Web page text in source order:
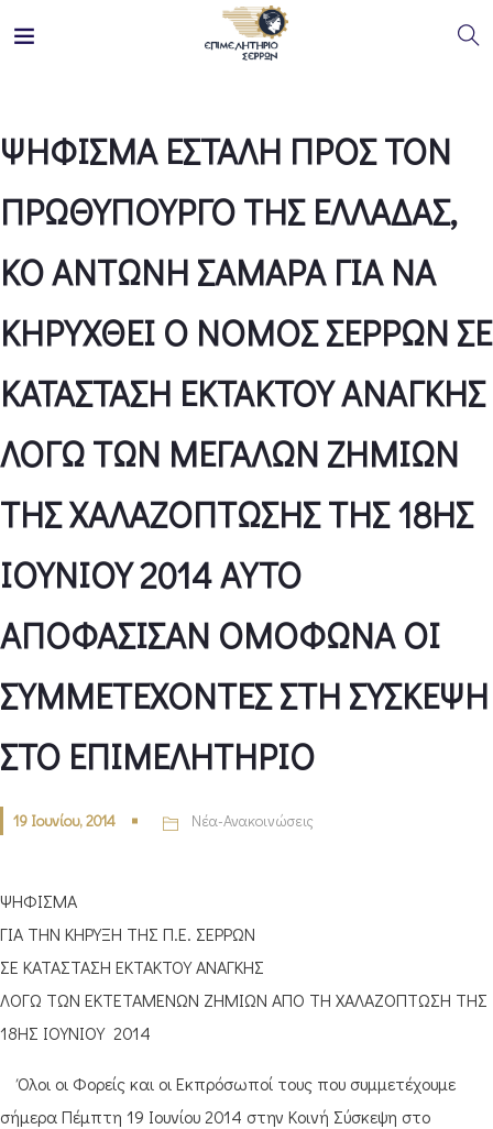
ΨΗΦΙΣΜΑ ΕΣΤΑΛΗ ΠΡΟΣ ΤΟΝ
ΠΡΩΘΥΠΟΥΡΓΟ ΤΗΣ ΕΛΛΑΔΑΣ,
ΚΟ ΑΝΤΩΝΗ ΣΑΜΑΡΑ ΓΙΑ ΝΑ
ΚΗΡΥΧΘΕΙ Ο ΝΟΜΟΣ ΣΕΡΡΩΝ ΣΕ
ΚΑΤΑΣΤΑΣΗ ΕΚΤΑΚΤΟΥ ΑΝΑΓΚΗΣ
ΛΟΓΩ ΤΩΝ ΜΕΓΑΛΩΝ ΖΗΜΙΩΝ
ΤΗΣ ΧΑΛΑΖΟΠΤΩΣΗΣ ΤΗΣ 18ΗΣ
ΙΟΥΝΙΟΥ 2014 ΑΥΤΟ
ΑΠΟΦΑΣΙΣΑΝ ΟΜΟΦΩΝΑ ΟΙ
ΣΥΜΜΕΤΕΧΟΝΤΕΣ ΣΤΗ ΣΥΣΚΕΨΗ
ΣΤΟ ΕΠΙΜΕΛΗΤΗΡΙΟ
19 Ιουνίου, 2014 Νέα-Ανακοινώσεις
ΨΗΦΙΣΜΑ
ΓΙΑ ΤΗΝ ΚΗΡΥΞΗ ΤΗΣ Π.Ε. ΣΕΡΡΩΝ
ΣΕ ΚΑΤΑΣΤΑΣΗ ΕΚΤΑΚΤΟΥ ΑΝΑΓΚΗΣ
ΛΟΓΩ ΤΩΝ ΕΚΤEΤΑΜΕΝΩΝ ΖΗΜΙΩΝ ΑΠΟ ΤΗ ΧΑΛΑΖΟΠΤΩΣΗ ΤΗΣ
18ΗΣ ΙΟΥΝΙΟΥ 2014
Όλοι οι Φορείς και οι Εκπρόσωποί τους που συμμετέχουμε
σήμερα Πέμπτη 19 Ιουνίου 2014 στην Κοινή Σύσκεψη στο